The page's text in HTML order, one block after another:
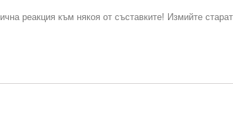
реакция към някоя от съставките! Измийте